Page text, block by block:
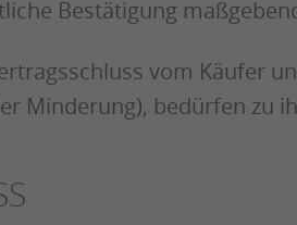
Bestätigung
vom Käufer
Minderung), bedürfen zu